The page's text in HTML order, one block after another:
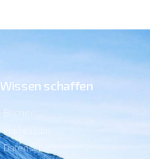
Wissen schaffen
Datenschutz